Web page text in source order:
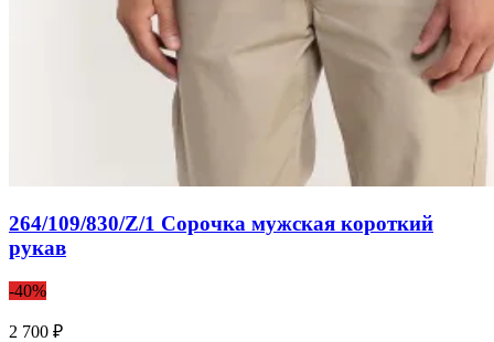
264/109/830/Z/1 Сорочка мужская короткий
рукав
-40%
2 700 ₽